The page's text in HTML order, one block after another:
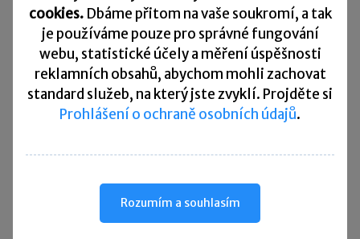
Splatnost daně za červen 2026
Přehled všech termínů ►
Kurzovní lístek
hodnoty
hodnoty
cookies. Dbáme přitom na vaše soukromí, a tak
je používáme pouze pro správné fungování
webu, statistické účely a měření úspěšnosti
reklamních obsahů, abychom mohli zachovat
standard služeb, na který jste zvyklí. Projděte si
Prohlášení o ochraně osobních údajů.
Rozumím a souhlasím